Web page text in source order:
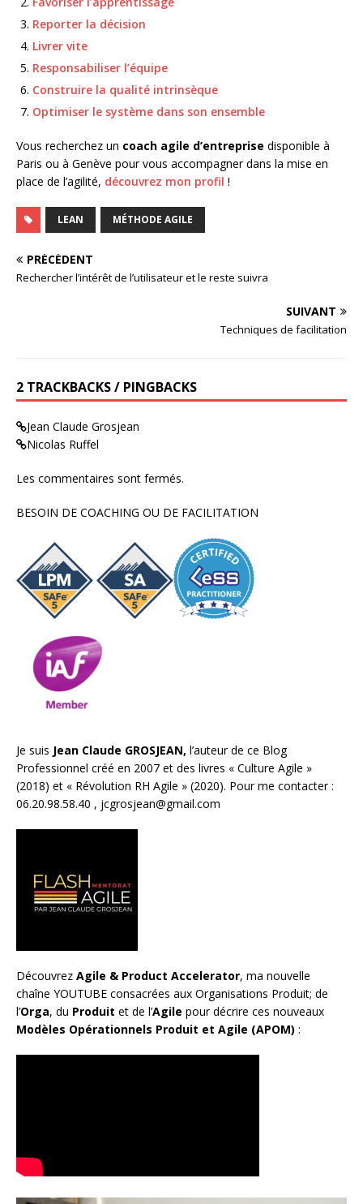
Reporter la décision
Livrer vite
Responsabiliser l’équipe
Construire la qualité intrinsèque
Optimiser le système dans son ensemble
Vous recherchez un coach agile d’entreprise disponible à
Paris ou à Genève pour vous accompagner dans la mise en
place de l’agilité, découvrez mon profil !
LEAN MÉTHODE AGILE
PRÉCÉDENT
Rechercher l’intérêt de l’utilisateur et le reste suivra
SUIVANT
Techniques de facilitation
2 TRACKBACKS / PINGBACKS
Jean Claude Grosjean
Nicolas Ruffel
Les commentaires sont fermés.
BESOIN DE COACHING OU DE FACILITATION
Je suis Jean Claude GROSJEAN, l’auteur de ce Blog
Professionnel créé en 2007 et des livres « Culture Agile »
(2018) et « Révolution RH Agile » (2020). Pour me contacter :
06.20.98.58.40 , jcgrosjean@gmail.com
Découvrez Agile & Product Accelerator, ma nouvelle
chaîne YOUTUBE consacrées aux Organisations Produit; de
l’Orga, du Produit et de l’Agile pour décrire ces nouveaux
Modèles Opérationnels Produit et Agile (APOM) :